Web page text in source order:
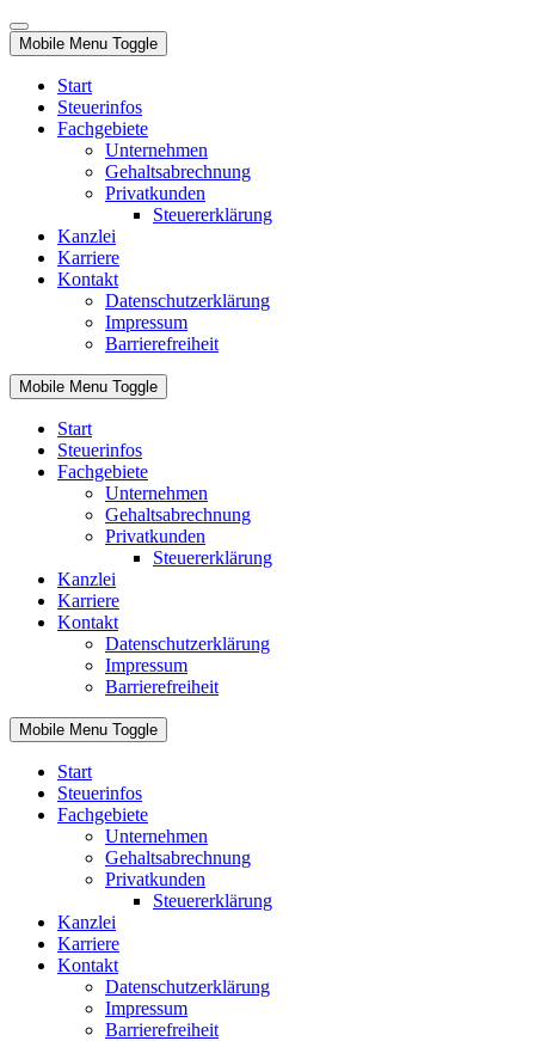
Mobile Menu Toggle
Start
Steuerinfos
Fachgebiete
Unternehmen
Gehaltsabrechnung
Privatkunden
Steuererklärung
Kanzlei
Karriere
Kontakt
Datenschutzerklärung
Impressum
Barrierefreiheit
Mobile Menu Toggle
Start
Steuerinfos
Fachgebiete
Unternehmen
Gehaltsabrechnung
Privatkunden
Steuererklärung
Kanzlei
Karriere
Kontakt
Datenschutzerklärung
Impressum
Barrierefreiheit
Mobile Menu Toggle
Start
Steuerinfos
Fachgebiete
Unternehmen
Gehaltsabrechnung
Privatkunden
Steuererklärung
Kanzlei
Karriere
Kontakt
Datenschutzerklärung
Impressum
Barrierefreiheit